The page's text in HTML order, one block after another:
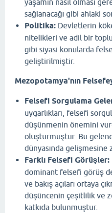
yaşamın nasıl olması
sağlanacağı gibi ahlaki
Politika: Devletlerin
nitelikleri ve adil bir
gibi siyasi konularda
geliştirilmiştir.
Mezopotamya'nın
Felsefi Sorgulama
uygarlıkları, felsefi
düşünmenin önemini
oluşturmuştur. Bu
dünyasında gelişmesine
Farklı Felsefi Görüşler:
dominant felsefi görüş
ve bakış açıları ortaya
düşüncenin çeşitlilik ve
katkıda bulunmuştur.